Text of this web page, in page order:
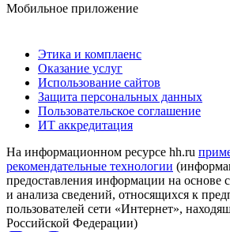
Мобильное приложение
Этика и комплаенс
Оказание услуг
Использование сайтов
Защита персональных данных
Пользовательское соглашение
ИТ аккредитация
На информационном ресурсе hh.ru
рекомендательные технологии
предоставления информации на основе
и анализа сведений, относящихся к
пользователей сети «Интернет»,
Российской Федерации)